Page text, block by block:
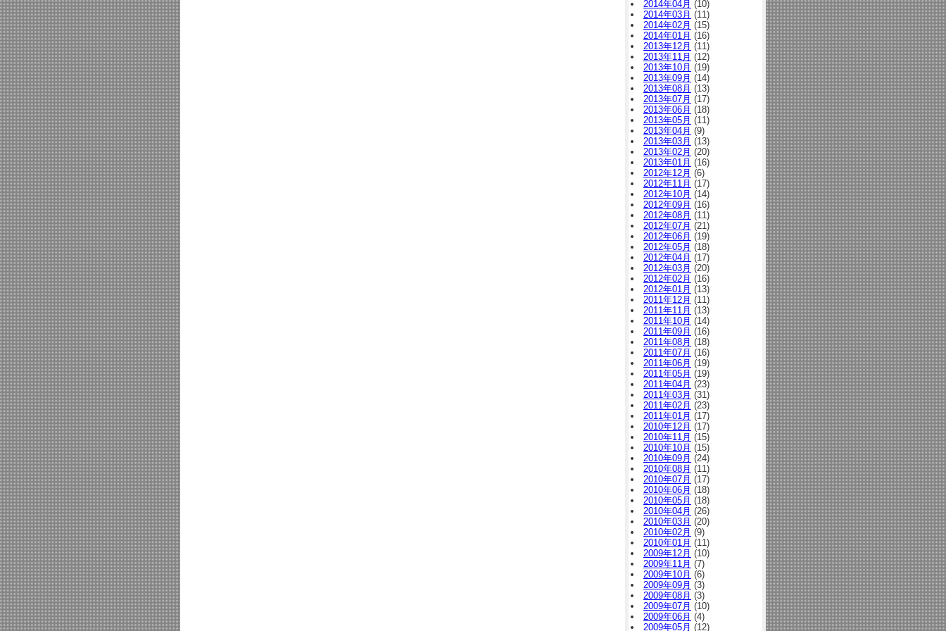
2014年04月 (10)
2014年03月 (11)
2014年02月 (15)
2014年01月 (16)
2013年12月 (11)
2013年11月 (12)
2013年10月 (19)
2013年09月 (14)
2013年08月 (13)
2013年07月 (17)
2013年06月 (18)
2013年05月 (11)
2013年04月 (9)
2013年03月 (13)
2013年02月 (20)
2013年01月 (16)
2012年12月 (6)
2012年11月 (17)
2012年10月 (14)
2012年09月 (16)
2012年08月 (11)
2012年07月 (21)
2012年06月 (19)
2012年05月 (18)
2012年04月 (17)
2012年03月 (20)
2012年02月 (16)
2012年01月 (13)
2011年12月 (11)
2011年11月 (13)
2011年10月 (14)
2011年09月 (16)
2011年08月 (18)
2011年07月 (16)
2011年06月 (19)
2011年05月 (19)
2011年04月 (23)
2011年03月 (31)
2011年02月 (23)
2011年01月 (17)
2010年12月 (17)
2010年11月 (15)
2010年10月 (15)
2010年09月 (24)
2010年08月 (11)
2010年07月 (17)
2010年06月 (18)
2010年05月 (18)
2010年04月 (26)
2010年03月 (20)
2010年02月 (9)
2010年01月 (11)
2009年12月 (10)
2009年11月 (7)
2009年10月 (6)
2009年09月 (3)
2009年08月 (3)
2009年07月 (10)
2009年06月 (4)
2009年05月 (12)